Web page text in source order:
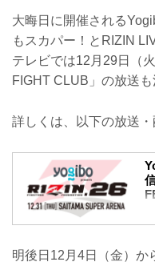
大晦日に開催される
もスカパー！とRIZIN
テレビでは12月29日（
FIGHT CLUB」の放送
詳しくは、以下の放送・
明後日12月4日（金）か